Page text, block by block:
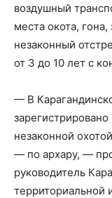
воздушный
места окота,
незаконный
от 3 до 10 лет с
— В
незаконной
— по архару, —
руководитель
территориальной